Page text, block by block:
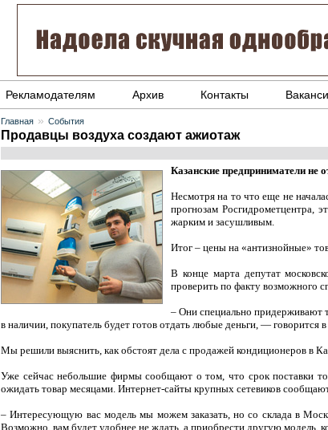
Рекламодателям Архив Контакты
Главная » События
Продавцы воздуха создают ажиотаж
Казанские предприниматели не
Несмотря на то что еще не
прогнозам Росгидрометцентра,
жарким и засушливым.
Итог – цены на «антизнойные»
В конце марта депутат
проверить по факту возможного
– Они специально придерживают
в наличии, покупатель будет готов отдать любые деньги, — говорится
Мы решили выяснить, как обстоят дела с продажей кондиционеров в
Уже сейчас небольшие фирмы сообщают о том, что срок поставки
ожидать товар месяцами. Интернет-сайты крупных сетевиков
– Интересующую вас модель мы можем заказать, но со склада в
Возможно, вам будет удобнее не ждать, а приобрести другую модель,